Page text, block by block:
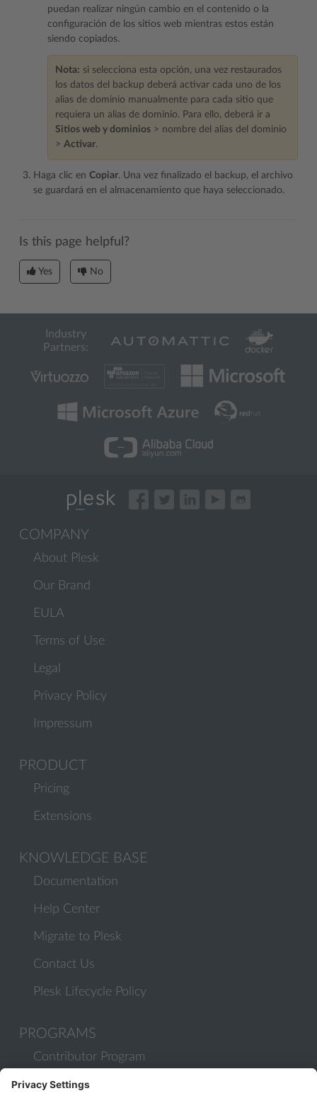
puedan realizar ningún cambio en el contenido o la
configuración de los sitios web mientras estos están
siendo copiados.
Nota: si selecciona esta opción, una vez restaurados
los datos del backup deberá activar cada uno de los
alias de dominio manualmente para cada sitio que
requiera un alias de dominio. Para ello, deberá ir a
Sitios web y dominios > nombre del alias del dominio
> Activar.
Haga clic en Copiar. Una vez finalizado el backup, el archivo
se guardará en el almacenamiento que haya seleccionado.
Is this page helpful?
Yes No
Industry
Partners:
COMPANY
About Plesk
Our Brand
EULA
Terms of Use
Legal
Privacy Policy
Impressum
PRODUCT
Pricing
Extensions
KNOWLEDGE BASE
Documentation
Help Center
Migrate to Plesk
Contact Us
Plesk Lifecycle Policy
PROGRAMS
Contributor Program
Partner Program